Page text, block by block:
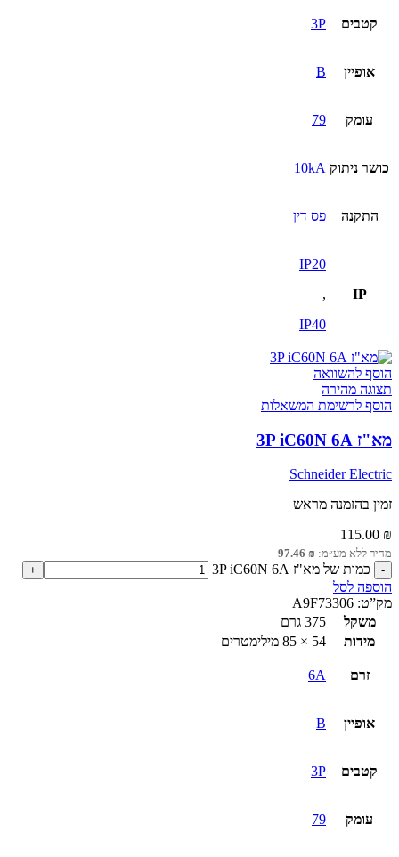
קטבים 3P
אופיין B
עומק 79
כושר ניתוק 10kA
התקנה פס דין
IP
IP20
,
IP40
הוסף להשוואה
תצוגה מהירה
הוסף לרשימת המשאלות
מא"ז 3P iC60N 6A
Schneider Electric
זמין בהזמנה מראש
115.00 ₪
מחיר ללא מע״מ: 97.46 ₪
כמות של מא"ז 3P iC60N 6A
הוספה לסל
מק”ט: A9F73306
משקל
375 גרם
מידות
54 × 85 מילימטרים
זרם 6A
אופיין B
קטבים 3P
עומק 79